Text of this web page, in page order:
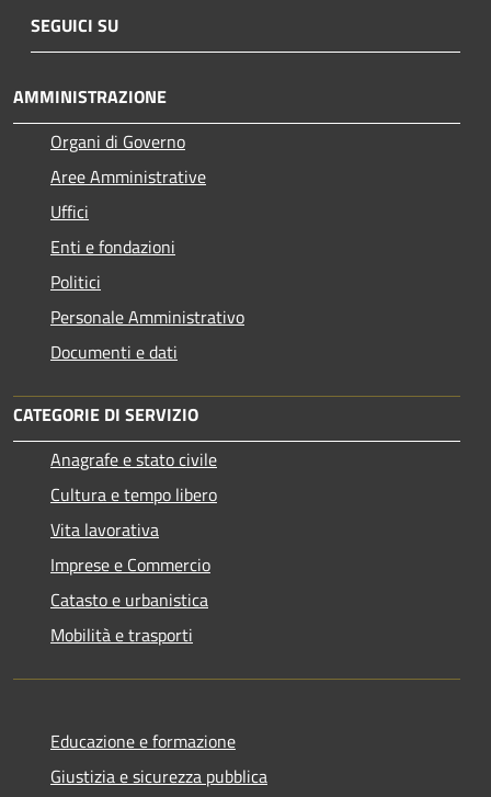
SEGUICI SU
AMMINISTRAZIONE
Organi di Governo
Aree Amministrative
Uffici
Enti e fondazioni
Politici
Personale Amministrativo
Documenti e dati
CATEGORIE DI SERVIZIO
Anagrafe e stato civile
Cultura e tempo libero
Vita lavorativa
Imprese e Commercio
Catasto e urbanistica
Mobilità e trasporti
Educazione e formazione
Giustizia e sicurezza pubblica